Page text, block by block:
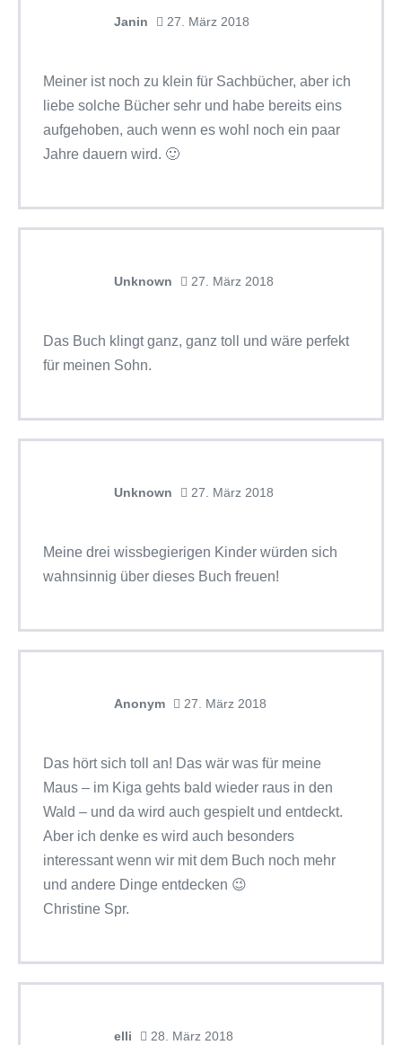
Janin 27. März 2018
Meiner ist noch zu klein für Sachbücher, aber ich
liebe solche Bücher sehr und habe bereits eins
aufgehoben, auch wenn es wohl noch ein paar
Jahre dauern wird. 🙂
Unknown 27. März 2018
Das Buch klingt ganz, ganz toll und wäre perfekt
für meinen Sohn.
Unknown 27. März 2018
Meine drei wissbegierigen Kinder würden sich
wahnsinnig über dieses Buch freuen!
Anonym 27. März 2018
Das hört sich toll an! Das wär was für meine
Maus – im Kiga gehts bald wieder raus in den
Wald – und da wird auch gespielt und entdeckt.
Aber ich denke es wird auch besonders
interessant wenn wir mit dem Buch noch mehr
und andere Dinge entdecken 😉
Christine Spr.
elli 28. März 2018